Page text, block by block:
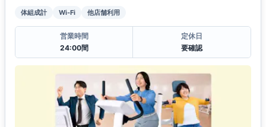
体組成計 Wi-Fi 他店舗利用
営業時間
24:00間
定休日
要確認